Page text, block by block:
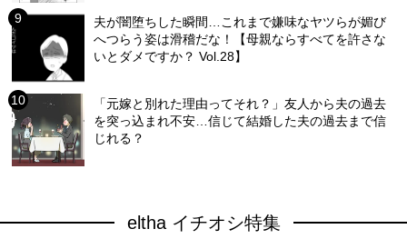
夫が闇堕ちした瞬間…これまで嫌味なヤツらが媚び
へつらう姿は滑稽だな！【母親ならすべてを許さな
いとダメですか？ Vol.28】
「元嫁と別れた理由ってそれ？」友人から夫の過去
を突っ込まれ不安…信じて結婚した夫の過去まで信
じれる？
eltha イチオシ特集